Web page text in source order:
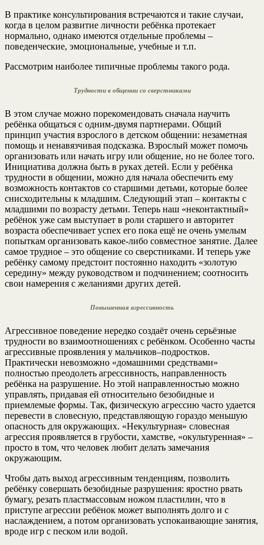
В практике консультирования встречаются и такие случаи,
когда в целом развитие личности ребёнка протекает
нормально, однако имеются отдельные проблемы –
поведенческие, эмоциональные, учебные и т.п.
Рассмотрим наиболее типичные проблемы такого рода.
Трудности в общении со сверстниками
В этом случае можно порекомендовать сначала научить
ребёнка общаться с одним-двумя партнерами. Общий
принцип участия взрослого в детском общении: незаметная
помощь и ненавязчивая подсказка. Взрослый может помочь
организовать или начать игру или общение, но не более того.
Инициатива должна быть в руках детей. Если у ребёнка
трудности в общении, можно для начала обеспечить ему
возможность контактов со старшими детьми, которые более
снисходительны к младшим. Следующий этап – контакты с
младшими по возрасту детьми. Теперь наш «неконтактный»
ребёнок уже сам выступает в роли старшего и авторитет
возраста обеспечивает успех его пока ещё не очень умелым
попыткам организовать какое-либо совместное занятие. Далее
самое трудное – это общение со сверстниками. И теперь уже
ребёнку самому предстоит постоянно находить «золотую
середину» между руководством и подчинением; соотносить
свои намерения с желаниями других детей.
Повышенная агрессивность
Агрессивное поведение нередко создаёт очень серьёзные
трудности во взаимоотношениях с ребёнком. Особенно часты
агрессивные проявления у мальчиков–подростков.
Практически невозможно «домашними средствами»
полностью преодолеть агрессивность, направленность
ребёнка на разрушение. Но этой направленностью можно
управлять, придавая ей относительно безобидные и
приемлемые формы. Так, физическую агрессию часто удается
перевести в словесную, представляющую гораздо меньшую
опасность для окружающих. «Некультурная» словесная
агрессия проявляется в грубости, хамстве, «окультуренная» –
просто в том, что человек любит делать замечания
окружающим.
Чтобы дать выход агрессивным тенденциям, позволить
ребёнку совершать безобидные разрушения: яростно рвать
бумагу, резать пластмассовым ножом пластилин, что в
приступе агрессии ребёнок может выполнять долго и с
наслаждением, а потом организовать успокаивающие занятия,
вроде игр с песком или водой.